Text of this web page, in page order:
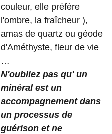
couleur, elle préfère
l'ombre, la fraîcheur ),
amas de quartz ou géode
d'Améthyste, fleur de vie
…
N'oubliez pas qu' un
minéral est un
accompagnement dans
un processus de
guérison et ne